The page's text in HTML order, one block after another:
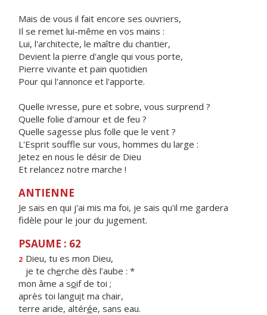
Mais de vous il fait encore ses ouvriers,
Il se remet lui-même en vos mains :
Lui, l'architecte, le maître du chantier,
Devient la pierre d'angle qui vous porte,
Pierre vivante et pain quotidien
Pour qui l'annonce et l'apporte.
Quelle ivresse, pure et sobre, vous surprend ?
Quelle folie d'amour et de feu ?
Quelle sagesse plus folle que le vent ?
L'Esprit souffle sur vous, hommes du large :
Jetez en nous le désir de Dieu
Et relancez notre marche !
ANTIENNE
Je sais en qui j'ai mis ma foi, je sais qu'il me gardera
fidèle pour le jour du jugement.
PSAUME : 62
2 Dieu, tu es mon Dieu,
je te cherche dès l’aube : *
mon âme a soif de toi ;
après toi languit ma chair,
terre aride, altérée, sans eau.